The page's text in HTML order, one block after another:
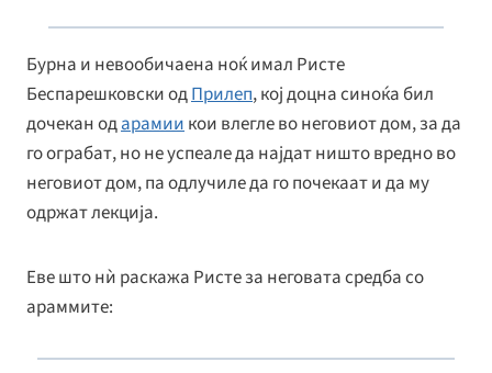
k
Бурна и невообичаена ноќ имал Ристе
Беспарешковски одПрилеп, кој доцна синоќа бил
дочекан одарамии кои влегле во неговиот дом, за да
го ограбат, но не успеале да најдат ништо вредно во
неговиот дом, па одлучиле да го почекаат и да му
одржат лекција.
Еве што нѝ раскажа Ристе за неговата средба со
араммите: